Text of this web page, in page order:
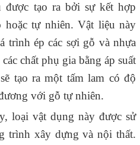
được tạo ra bởi sự kết hợp
hoặc tự nhiên. Vật liệu này
trình ép các sợi gỗ và nhựa
chất phụ gia bằng áp suất
tạo ra một tấm lam có độ
với gỗ tự nhiên.
loại vật dụng này được sử
trình xây dựng và nội thất.